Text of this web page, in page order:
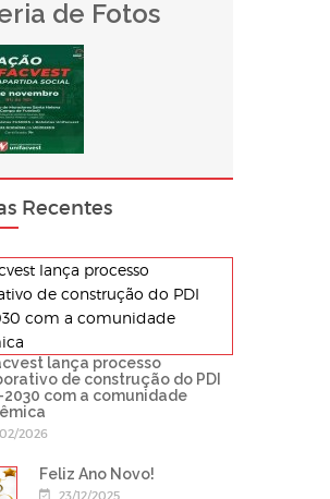
de Fotos
Recentes
lança processo
de construção do PDI
2030 com a comunidade
2026
Feliz Ano Novo!
23/12/2025